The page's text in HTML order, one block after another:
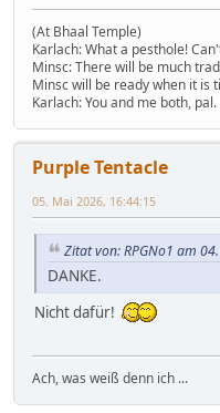
(At Bhaal Temple)
Karlach: What a pesthole!
Minsc: There will be much
Minsc will be ready when it is
Karlach: You and me both, pal.
Purple Tentacle
05. Mai 2026, 16:44:15
Zitat von: RPGNo1 am
DANKE.
Nicht dafür!
Ach, was weiß denn ich ...